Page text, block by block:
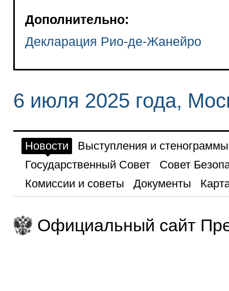
Дополнительно:
Декларация Рио-де-Жанейро
6 июля 2025 года,
Новости
Выступления и стенограммы
Государственный Совет
Совет
Комиссии и советы
Документы
Официальный сайт